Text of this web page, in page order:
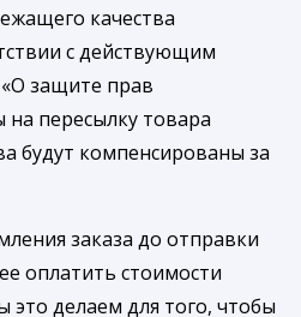
качества
с действующим
защите прав
на пересылку товара
будут компенсированы за
заказа до отправки
оплатить стоимости
это делаем для того, чтобы